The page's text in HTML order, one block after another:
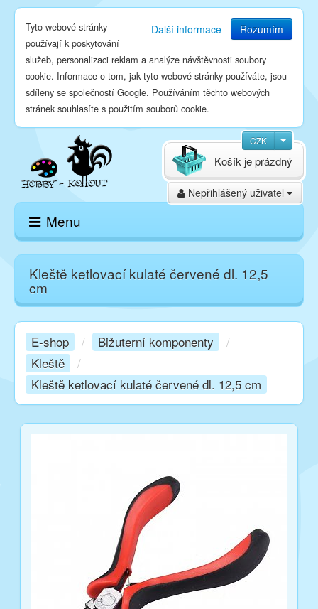
Další informace Rozumím
Tyto webové stránky
používají k poskytování
služeb, personalizaci reklam a analýze návštěvnosti soubory
cookie. Informace o tom, jak tyto webové stránky používáte, jsou
sdíleny se společností Google. Používáním těchto webových
stránek souhlasíte s použitím souborů cookie.
CZK
Nepřihlášený uživatel
Košík je prázdný
Menu
Domů
E-shop
Kurzy
Techniky
Kleště ketlovací kulaté červené dl. 12,5
cm
E-shop / Bižuterní komponenty
/
Kleště
/
Kleště ketlovací kulaté červené dl. 12,5 cm